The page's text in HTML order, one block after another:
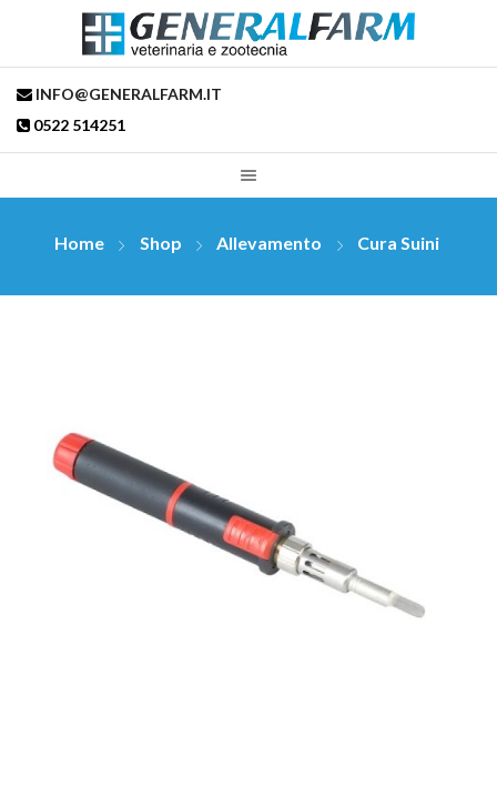
INFO@GENERALFARM.IT
0522 514251
Home Shop Allevamento Cura Suini